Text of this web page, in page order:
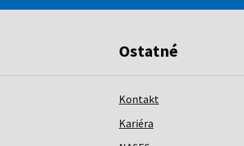
Ostatné
Kontakt
Kariéra